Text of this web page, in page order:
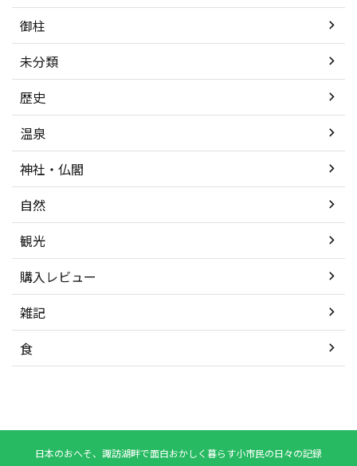
御柱
未分類
歴史
温泉
神社・仏閣
自然
観光
購入レビュー
雑記
食
日本のおへそ、諏訪湖畔で面白おかしく暮らす小市民の日々の記録